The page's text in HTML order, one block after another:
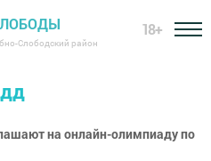
Слободский район
18+
на онлайн-олимпиаду по